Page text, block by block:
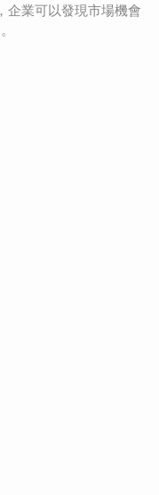
企業可以發現市場機會